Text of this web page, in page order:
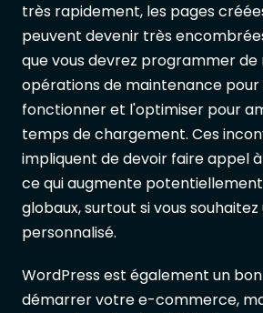
très rapidement, les pages
peuvent devenir très
que vous devrez programmer de
opérations de maintenance pour
fonctionner et l'optimiser pour
temps de chargement. Ces
impliquent de devoir faire appel
ce qui augmente
globaux, surtout si vous
personnalisé.
WordPress est également un
démarrer votre e-commerce,